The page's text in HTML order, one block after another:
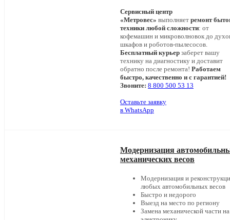
Сервисный центр
«Метровес» выполняет ремонт
техники любой сложности: от
кофемашин и микроволновок до
шкафов и роботов-пылесосов.
Бесплатный курьер заберет вашу
технику на диагностику и доставит
обратно после ремонта! Работаем
быстро, качественно и с гарантией!
Звоните: 8 800 500 53 13
Оставьте заявку
в WhatsApp
Модернизация
механических весов
Модернизация и
любых автомобильных весов
Быстро и недорого
Выезд на место по региону
Замена механической части на